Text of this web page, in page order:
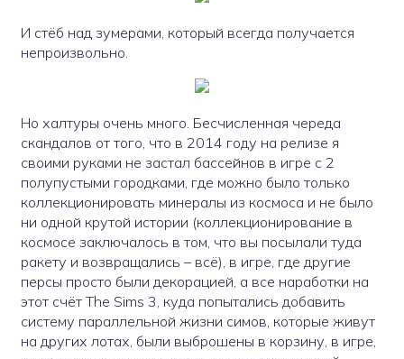
И стёб над зумерами, который всегда получается
непроизвольно.
Но халтуры очень много. Бесчисленная череда
скандалов от того, что в 2014 году на релизе я
своими руками не застал бассейнов в игре с 2
полупустыми городками, где можно было только
коллекционировать минералы из космоса и не было
ни одной крутой истории (коллекционирование в
космосе заключалось в том, что вы посылали туда
ракету и возвращались – всё), в игре, где другие
персы просто были декорацией, а все наработки на
этот счёт The Sims 3, куда попытались добавить
систему параллельной жизни симов, которые живут
на других лотах, были выброшены в корзину, в игре,